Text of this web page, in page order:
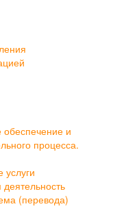
обеспечение и
процесса.
(перевода)